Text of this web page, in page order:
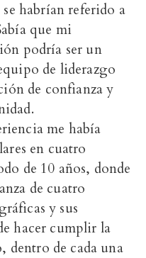
habrían referido a
que mi
podría ser un
de liderazgo
de confianza y
me había
en cuatro
de 10 años, donde
de cuatro
y sus
hacer cumplir la
dentro de cada una